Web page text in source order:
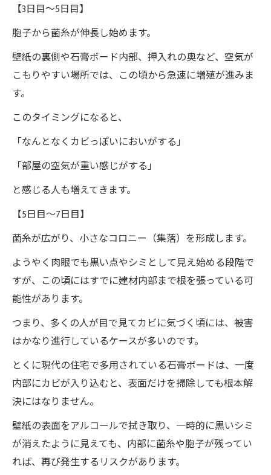
【3日目～5日目】
胞子から菌糸が伸長し始めます。
壁紙の裏側や石膏ボード内部、押入れの奥など、空気が
こもりやすい場所では、この頃から急速に増殖が進みま
す。
このタイミングになると、
「なんとなくカビっぽいにおいがする」
「部屋の空気が重い感じがする」
と感じる人も増えてきます。
【5日目～7日目】
菌糸が広がり、小さなコロニー（集落）を形成します。
ようやく肉眼でも黒い点やシミとして見え始める段階で
すが、この頃にはすでに建材内部まで根を張っている可
能性があります。
つまり、多くの人が目で見てカビに気づく頃には、被害
はかなり進行しているケースが多いのです。
とくに現代の住宅で多用されている石膏ボードは、一度
内部にカビが入り込むと、表面だけを掃除しても根本解
決にはなりません。
壁紙の表面をアルコールで拭き取り、一時的に黒いシミ
が消えたように見えても、内部に菌糸や胞子が残ってい
れば、再び発生するリスクがあります。